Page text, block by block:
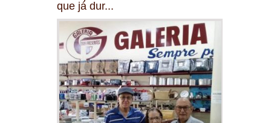
que já dur...